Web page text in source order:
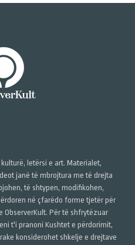
letërsi e art. Materialet,
janë të mbrojtura me të drejta
të shtypen, modifikohen,
në çfarëdo forme tjetër për
Për të shfrytëzuar
t'i pranoni Kushtet e përdorimit,
konsiderohet shkelje e drejtave